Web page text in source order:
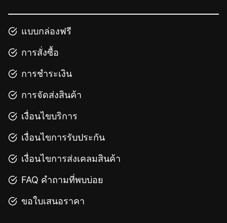
แบบกล่องฟรี
การสั่งซื้อ
การชำระเงิน
การจัดส่งสินค้า
เงื่อนไขบริการ
เงื่อนไขการรับประกัน
เงื่อนไขการส่งเคลมสินค้า
FAQ คำถามที่พบบ่อย
ขอใบเสนอราคา